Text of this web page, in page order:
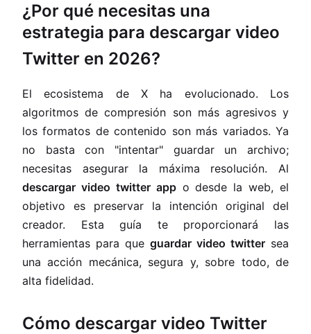
¿Por qué necesitas una
estrategia para descargar video
Twitter en 2026?
El ecosistema de X ha evolucionado. Los
algoritmos de compresión son más agresivos y
los formatos de contenido son más variados. Ya
no basta con "intentar" guardar un archivo;
necesitas asegurar la máxima resolución. Al
descargar video twitter appo desde la web, el
objetivo es preservar la intención original del
creador. Esta guía te proporcionará las
herramientas para que guardar video twitter sea
una acción mecánica, segura y, sobre todo, de
alta fidelidad.
Cómo descargar video Twitter